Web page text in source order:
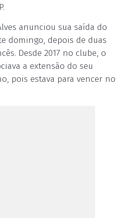
anunciou sua saída do
domingo, depois de duas
Desde 2017 no clube, o
a extensão do seu
pois estava para vencer no